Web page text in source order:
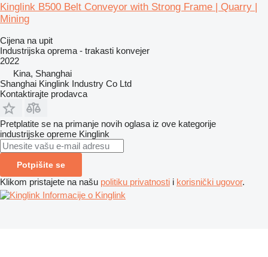
Kinglink B500 Belt Conveyor with Strong Frame | Quarry |
Mining
Cijena na upit
Industrijska oprema - trakasti konvejer
2022
Kina, Shanghai
Shanghai Kinglink Industry Co Ltd
Kontaktirajte prodavca
Pretplatite se na primanje novih oglasa iz ove kategorije
industrijske opreme Kinglink
Potpišite se
Klikom pristajete na našu politiku privatnosti i korisnički ugovor.
Informacije o Kinglink